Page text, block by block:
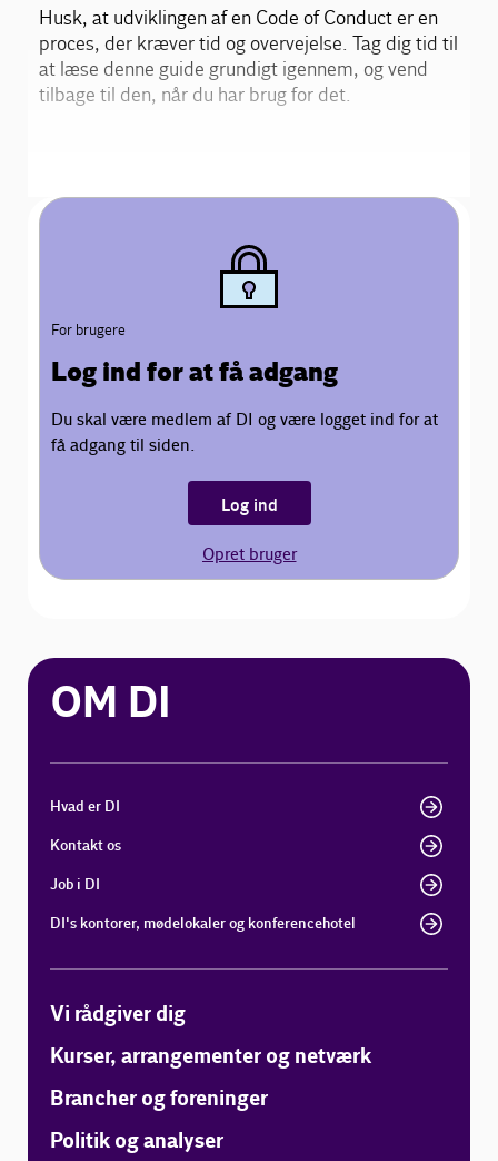
Husk, at udviklingen af en Code of Conduct er en
proces, der kræver tid og overvejelse. Tag dig tid til
at læse denne guide grundigt igennem, og vend
tilbage til den, når du har brug for det.
For brugere
Log ind for at få adgang
Du skal være medlem af DI og være logget ind for at
få adgang til siden.
Log ind
Opret bruger
OM DI
Hvad er DI
Kontakt os
Job i DI
DI's kontorer, mødelokaler og konferencehotel
Vi rådgiver dig
Kurser, arrangementer og netværk
Brancher og foreninger
Politik og analyser